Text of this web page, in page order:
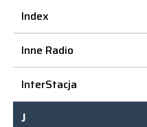
Index
Inne Radio
InterStacja
J